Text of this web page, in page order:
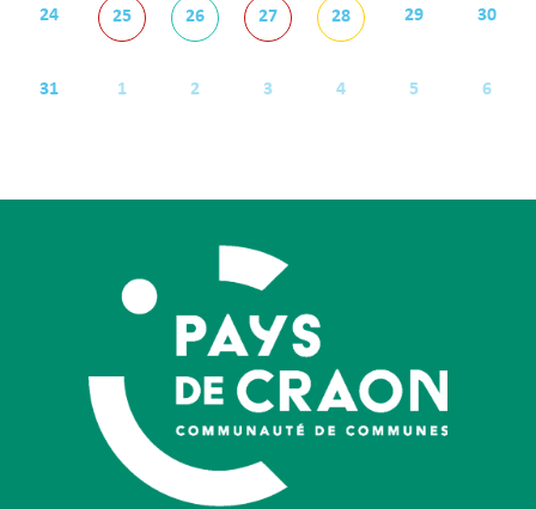
24 25 26 27 28 29 30
31 1 2 3 4 5 6